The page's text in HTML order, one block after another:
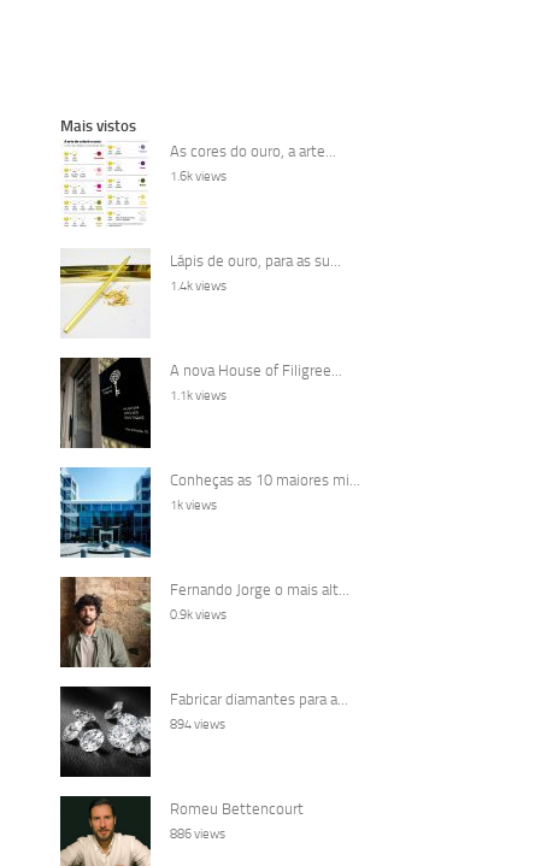
Mais vistos
As cores do ouro, a arte...
1.6k views
Lápis de ouro, para as su...
1.4k views
A nova House of Filigree...
1.1k views
Conheças as 10 maiores mi...
1k views
Fernando Jorge o mais alt...
0.9k views
Fabricar diamantes para a...
894 views
Romeu Bettencourt
886 views